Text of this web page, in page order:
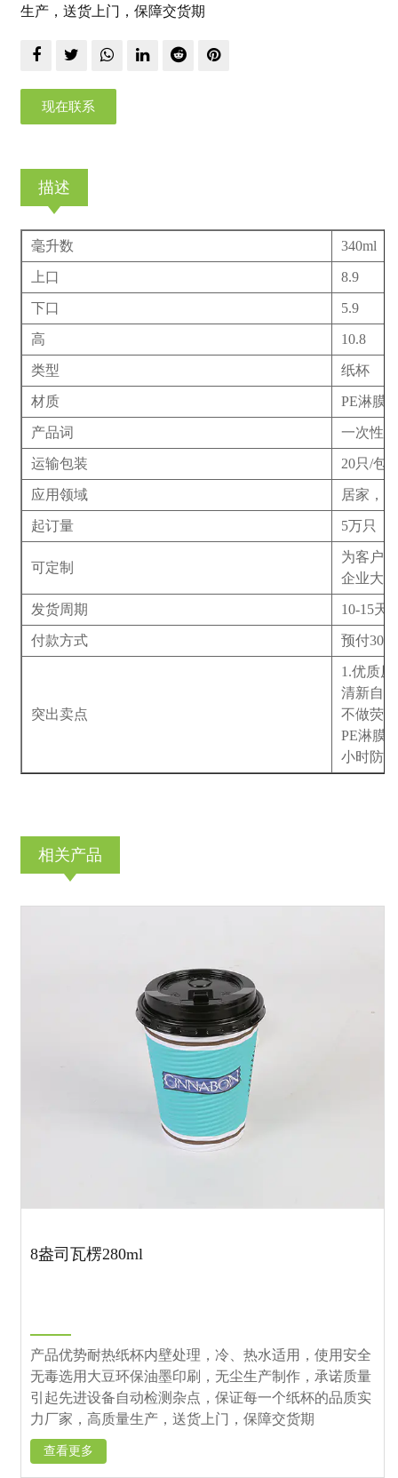
生产，送货上门，保障交货期
现在联系
描述
毫升数 340ml
上口 8.9
下口 5.9
高 10.8
类型 纸杯
材质 PE淋膜
产品词 一次性
运输包装 20只/包
应用领域 居家，
起订量 5万只
可定制
为客户
企业大气
发货周期 10-15天
付款方式 预付
突出卖点
1.优质
清新自
不做荧
PE淋膜
小时防
相关产品
8盎司瓦楞280ml
产品优势耐热纸杯内壁处理，冷、热水适用，使用安全
无毒选用大豆环保油墨印刷，无尘生产制作，承诺质量
引起先进设备自动检测杂点，保证每一个纸杯的品质实
力厂家，高质量生产，送货上门，保障交货期
查看更多